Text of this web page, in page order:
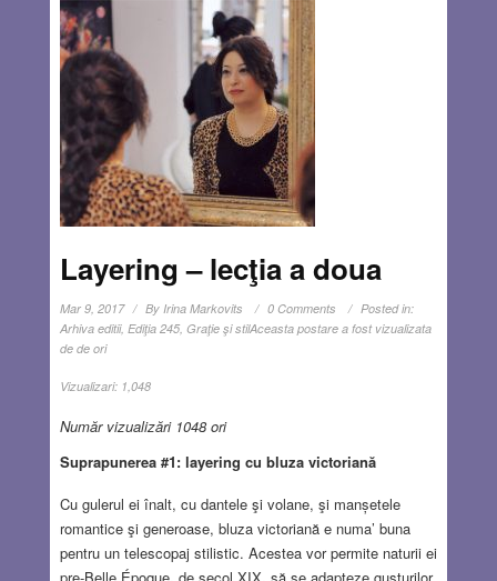
Layering – lecţia a doua
Mar 9, 2017 By Irina Markovits 0 Comments
Posted in:
Arhiva editii, Ediţia 245, Graţie şi stilAceasta postare a fost vizualizata
de de ori
Vizualizari: 1,048
Număr vizualizări 1048 ori
Suprapunerea #1: layering cu bluza victoriană
Cu gulerul ei înalt, cu dantele şi volane, şi manșetele
romantice şi generoase, bluza victoriană e numa’ buna
pentru un telescopaj stilistic. Acestea vor permite naturii ei